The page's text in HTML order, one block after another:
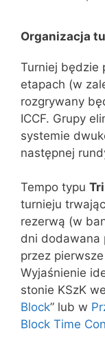
Organizacja
Turniej będzie
etapach (w
rozgrywany
ICCF. Grupy
systemie
następnej
Tempo typu
turnieju
rezerwą (w
dni dodawana
przez
Wyjaśnienie
stonie KSzK
Block” lub w
Block Time